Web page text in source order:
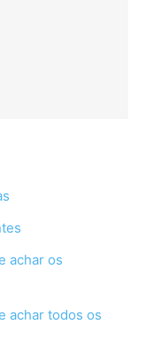
achar os
achar todos os